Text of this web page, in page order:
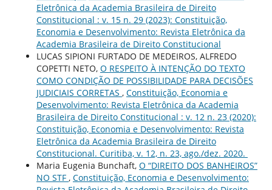
Eletrônica da Academia Brasileira de Direito
Constitucional : v. 15 n. 29 (2023): Constituição,
Economia e Desenvolvimento: Revista Eletrônica da
Academia Brasileira de Direito Constitucional
LUCAS SIPIONI FURTADO DE MEDEIROS, ALFREDO
COPETTI NETO, O RESPEITO À INTENÇÃO DO TEXTO
COMO CONDIÇÃO DE POSSIBILIDADE PARA DECISÕES
JUDICIAIS CORRETAS , Constituição, Economia e
Desenvolvimento: Revista Eletrônica da Academia
Brasileira de Direito Constitucional : v. 12 n. 23 (2020):
Constituição, Economia e Desenvolvimento: Revista
Eletrônica da Academia Brasileira de Direito
Constitucional. Curitiba, v. 12, n. 23, ago./dez. 2020.
Maria Eugenia Bunchaft, O “DIREITO DOS BANHEIROS”
NO STF , Constituição, Economia e Desenvolvimento: